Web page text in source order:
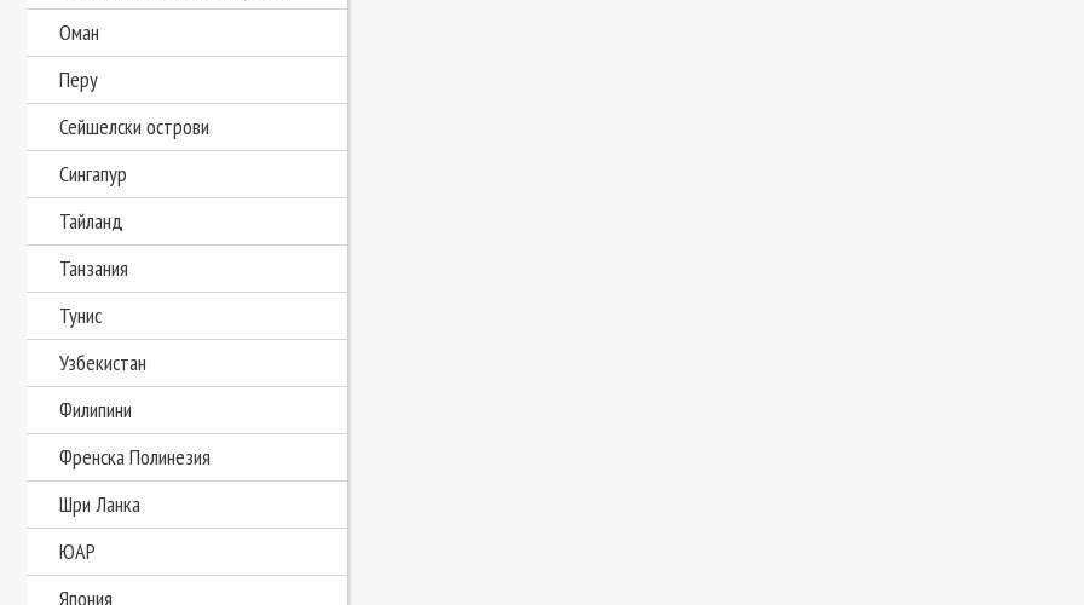
Оман
Перу
Сейшелски острови
Сингапур
Тайланд
Танзания
Тунис
Узбекистан
Филипини
Френска Полинезия
Шри Ланка
ЮАР
Япония